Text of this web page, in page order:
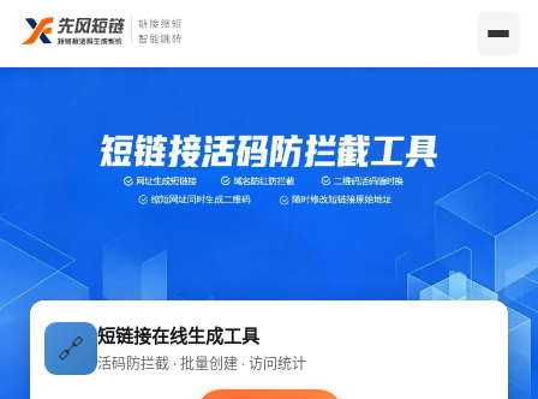
🔗 短链接在线生成工具
活码防拦截 · 批量创建 · 访问统计